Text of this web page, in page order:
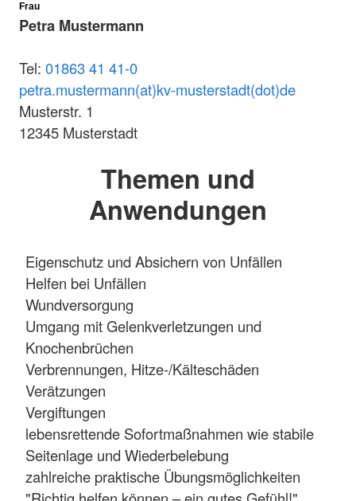
Frau
Petra Mustermann
Tel: 01863 41 41-0
petra.mustermann(at)kv-musterstadt(dot)de
Musterstr. 1
12345 Musterstadt
Themen und
Anwendungen
Eigenschutz und Absichern von Unfällen
Helfen bei Unfällen
Wundversorgung
Umgang mit Gelenkverletzungen und
Knochenbrüchen
Verbrennungen, Hitze-/Kälteschäden
Verätzungen
Vergiftungen
lebensrettende Sofortmaßnahmen wie stabile
Seitenlage und Wiederbelebung
zahlreiche praktische Übungsmöglichkeiten